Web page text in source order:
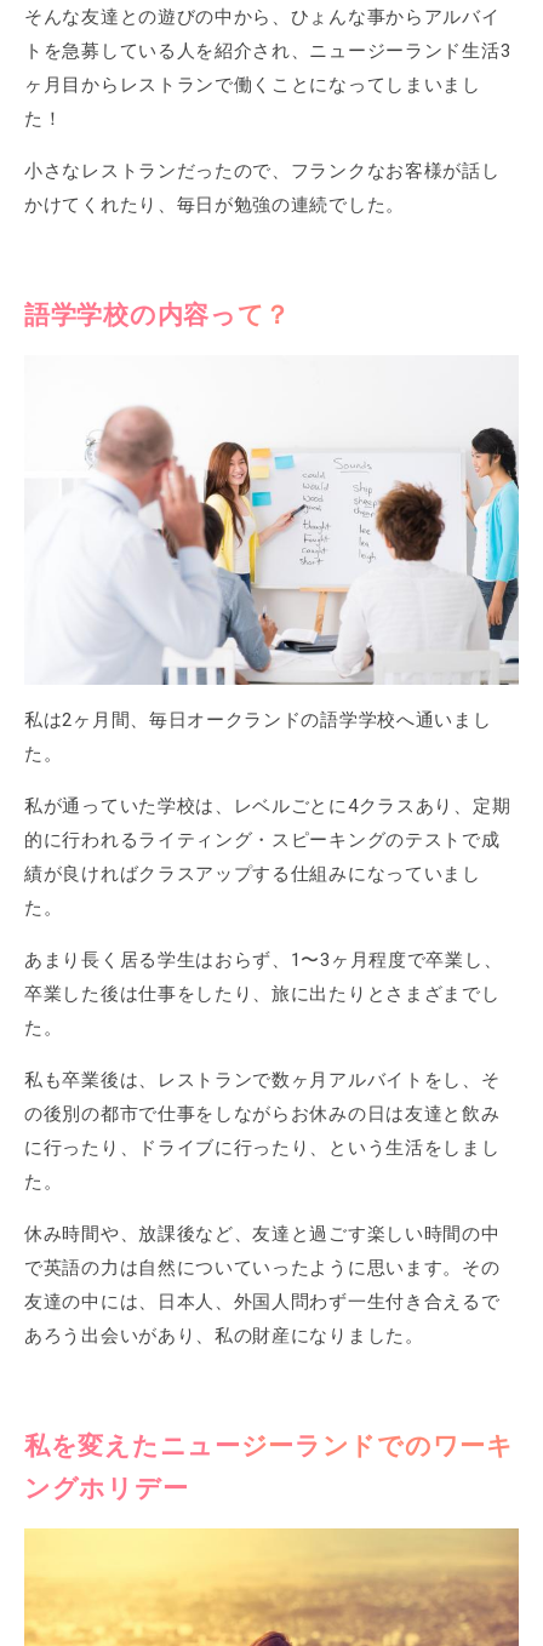
そんな友達との遊びの中から、ひょんな事からアルバイ
トを急募している人を紹介され、ニュージーランド生活3
ヶ月目からレストランで働くことになってしまいまし
た！
小さなレストランだったので、フランクなお客様が話し
かけてくれたり、毎日が勉強の連続でした。
語学学校の内容って？
私は2ヶ月間、毎日オークランドの語学学校へ通いまし
た。
私が通っていた学校は、レベルごとに4クラスあり、定期
的に行われるライティング・スピーキングのテストで成
績が良ければクラスアップする仕組みになっていまし
た。
あまり長く居る学生はおらず、1〜3ヶ月程度で卒業し、
卒業した後は仕事をしたり、旅に出たりとさまざまでし
た。
私も卒業後は、レストランで数ヶ月アルバイトをし、そ
の後別の都市で仕事をしながらお休みの日は友達と飲み
に行ったり、ドライブに行ったり、という生活をしまし
た。
休み時間や、放課後など、友達と過ごす楽しい時間の中
で英語の力は自然についていったように思います。その
友達の中には、日本人、外国人問わず一生付き合えるで
あろう出会いがあり、私の財産になりました。
私を変えたニュージーランドでのワーキ
ングホリデー